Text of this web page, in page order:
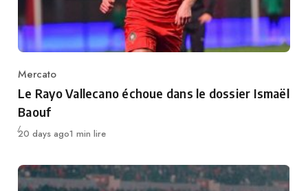
Category
Mercato
Le Rayo Vallecano échoue dans le dossier Ismaël
Baouf
Publié
20 days ago1 min lire